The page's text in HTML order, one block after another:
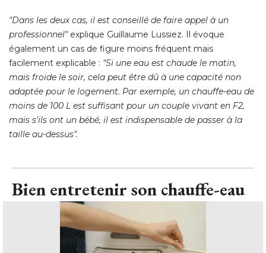
"Dans les deux cas, il est conseillé de faire appel à un
professionnel"explique Guillaume Lussiez. Il évoque
également un cas de figure moins fréquent mais
facilement explicable : "Si une eau est chaude le matin,
mais froide le soir, cela peut être dû à une capacité non
adaptée pour le logement. Par exemple, un chauffe-eau de
moins de 100 L est suffisant pour un couple vivant en F2,
mais s'ils ont un bébé, il est indispensable de passer à la
taille au-dessus".
Bien entretenir son chauffe-eau